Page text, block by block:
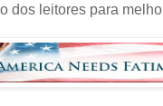
dos leitores para